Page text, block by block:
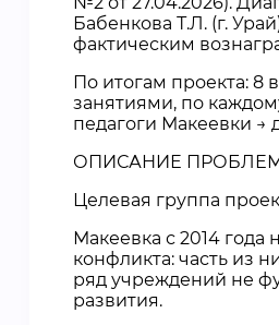
Бабенкова Т.Л. (г.
фактическим
По итогам проекта: 8
занятиями, по
педагоги Макеевки →
ОПИСАНИЕ
Целевая группа
Макеевка с 2014
конфликта: часть из
ряд учреждений не
развития.